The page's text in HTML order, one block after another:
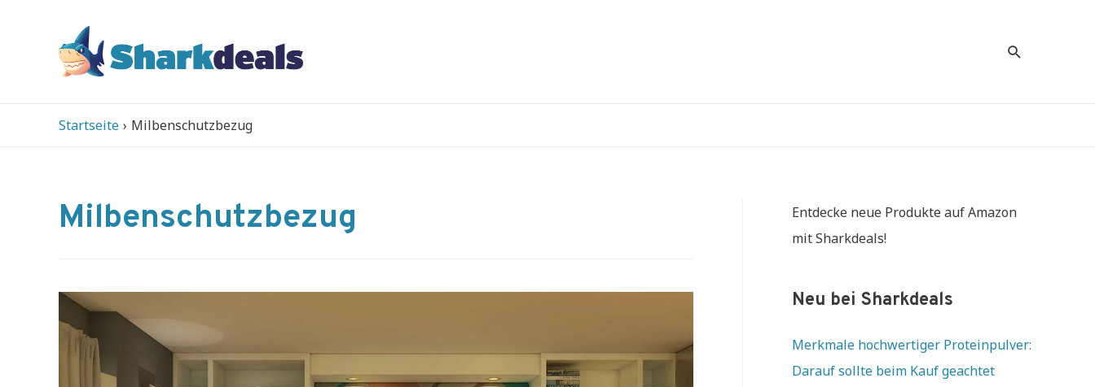
Suche
Startseite Milbenschutzbezug
Milbenschutzbezug
Entdecke neue Produkte auf Amazon
mit Sharkdeals!
Neu bei Sharkdeals
Merkmale hochwertiger Proteinpulver:
Darauf sollte beim Kauf geachtet